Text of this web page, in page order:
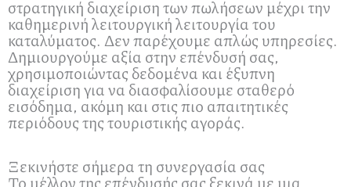
στρατηγική διαχείριση των πωλήσεων μέχρι την
καθημερινή λειτουργική λειτουργία του
καταλύματος. Δεν παρέχουμε απλώς υπηρεσίες.
Δημιουργούμε αξία στην επένδυσή σας,
χρησιμοποιώντας δεδομένα και έξυπνη
διαχείριση για να διασφαλίσουμε σταθερό
εισόδημα, ακόμη και στις πιο απαιτητικές
περιόδους της τουριστικής αγοράς.
Ξεκινήστε σήμερα τη συνεργασία σας
Το μέλλον της επένδυσής σας ξεκινά με μια